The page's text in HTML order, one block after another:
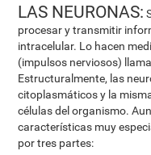
LAS NEURONAS:
procesar y transmitir
intracelular. Lo hacen
(impulsos nerviosos)
Estructuralmente, las
citoplasmáticos y la
células del organismo.
características muy
por tres partes: